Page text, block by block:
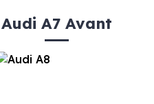
Audi A7 Avant